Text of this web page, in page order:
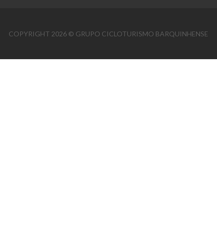
COPYRIGHT 2026 © GRUPO CICLOTURISMO BARQUINHENSE